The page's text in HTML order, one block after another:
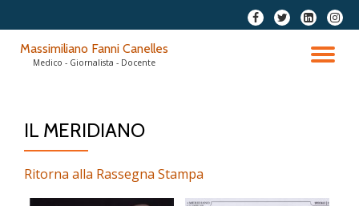
fa-
facebook
fa-
twitter
fa-
linkedin-
square
fa-
Massimiliano Fanni Canelles
Medico - Giornalista - Docente
IL MERIDIANO
Ritorna alla Rassegna Stampa